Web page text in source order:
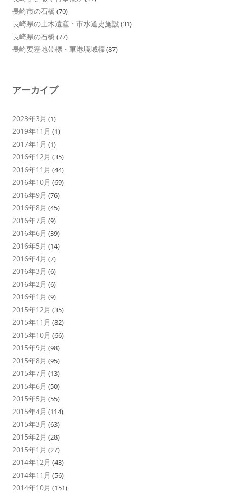
長崎市の石橋 (70)
長崎県の土木遺産・市水道史施設 (31)
長崎県の石橋 (77)
長崎要塞地帯標・軍港境域標(87)
アーカイブ
2023年3月 (1)
2019年11月 (1)
2017年1月 (1)
2016年12月 (35)
2016年11月 (44)
2016年10月 (69)
2016年9月 (76)
2016年8月 (45)
2016年7月 (9)
2016年6月 (39)
2016年5月 (14)
2016年4月 (7)
2016年3月 (6)
2016年2月 (6)
2016年1月 (9)
2015年12月 (35)
2015年11月 (82)
2015年10月 (66)
2015年9月 (98)
2015年8月 (95)
2015年7月 (13)
2015年6月 (50)
2015年5月 (55)
2015年4月 (114)
2015年3月 (63)
2015年2月 (28)
2015年1月 (27)
2014年12月 (43)
2014年11月 (56)
2014年10月 (151)